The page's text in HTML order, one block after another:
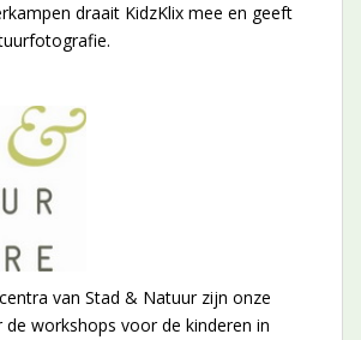
draait KidzKlix mee en geeft
van Stad & Natuur zijn onze
de workshops voor de kinderen in